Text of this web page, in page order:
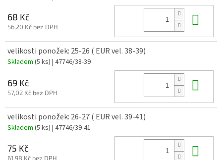
68 Kč
56,20 Kč bez DPH
velikosti ponožek: 25-26 ( EUR vel. 38-39)
Skladem (5 ks) | 47746/38-39
69 Kč
57,02 Kč bez DPH
velikosti ponožek: 26-27 ( EUR vel. 39-41)
Skladem (5 ks) | 47746/39-41
75 Kč
61,98 Kč bez DPH